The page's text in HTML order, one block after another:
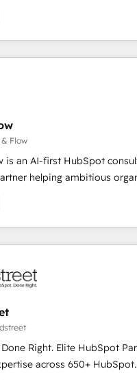
and systems 🏢 We specialise in
mid-market and enterprise
global organisations
Implementation,
Custom
🔐 ISO27001 & ISO9001
teams implementing
Sales, Service, CMS and
actually engaging with
free. We are a top ranked
Partner, winner of Rookie
First Awards, 4.9/5 rating
4.9/5 rating in Clutch Reviews.
industries: logistics & 3PL,
& construction, branding
real estate, health,
Dev & IT and consulting,
States, EU, UAE, Mexico and
& Flow
is an AI-first HubSpot
helping ambitious
confidence, and
the UK, Netherlands,
delivered thousands of
for mid-market and
data, and AI to
for predictable, scalable
expertise spans RevOps,
AI enablement, and
through our proprietary FLAIR
Right. Elite HubSpot
across 650+ HubSpot